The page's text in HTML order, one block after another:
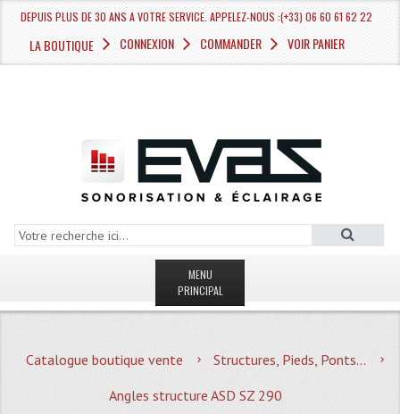
DEPUIS PLUS DE 30 ANS A VOTRE SERVICE. APPELEZ-NOUS :(+33) 06 60 61 62 22
LA BOUTIQUE CONNEXION COMMANDER VOIR PANIER
MENU
PRINCIPAL
MAGASIN
Quoi De Neuf?
Catalogue boutique vente
Structures, Pieds, Ponts...
Angles structure ASD SZ 290